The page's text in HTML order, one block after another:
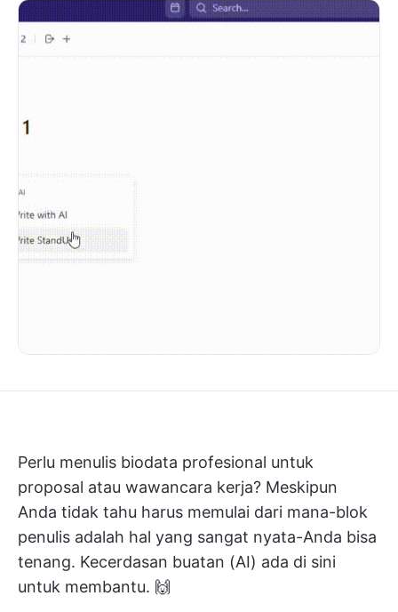
Perlu menulis biodata profesional untuk
proposal atau wawancara kerja? Meskipun
Anda tidak tahu harus memulai dari mana-blok
penulis adalah hal yang sangat nyata-Anda bisa
tenang. Kecerdasan buatan (AI) ada di sini
untuk membantu. 🙌